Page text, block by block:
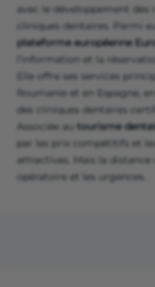
avec le développement des
cliniques dentaires. Parmi
plateforme européenne
l’information et la
Elle offre ses services
Roumanie et en Espagne,
des cliniques dentaires
Associée au tourisme
par les prix compétitifs et
attractives. Mais la distance
opératoire et les urgences.